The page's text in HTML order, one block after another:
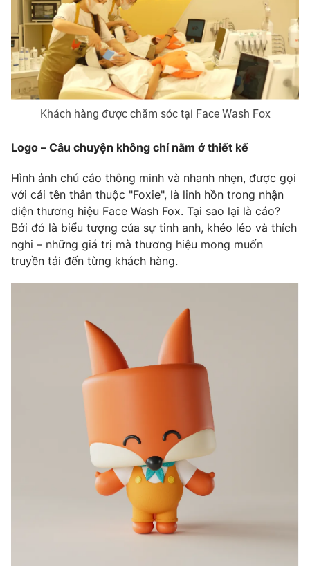
Hậu trường
Nhân vật
Khán giả
Giải sao mai
Điện ảnh
Âm nhạc
Sao
Đời sống
Du lịch
Làm đẹp
Chất lượng cuộc sống
Giáo dục
Tuyển sinh
Công nghệ
Hitech Công nghệ tương lai
Thị trường
Tư vấn
Giao lưu trực tuyến
Lịch phát sóng
Chuyên mục khác
Emagazine Podcast
Infographic
Shorts video
VTV Thể thao
VTV Sức khoẻ Bất động sản
Thị trường 24h Tấm lòng Việt
Vươn mình bằng AI
Khách hàng được chăm sóc tại Face Wash Fox
Logo – Câu chuyện không chỉ nằm ở thiết kế
Hình ảnh chú cáo thông minh và nhanh nhẹn, được gọi
với cái tên thân thuộc "Foxie", là linh hồn trong nhận
diện thương hiệu Face Wash Fox. Tại sao lại là cáo?
Bởi đó là biểu tượng của sự tinh anh, khéo léo và thích
nghi – những giá trị mà thương hiệu mong muốn
truyền tải đến từng khách hàng.